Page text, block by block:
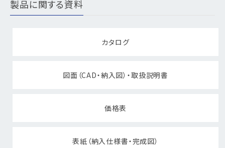
製品に関する資料
カタログ
図面（CAD・納入図）・取扱説明書
価格表
表紙（納入仕様書・完成図）